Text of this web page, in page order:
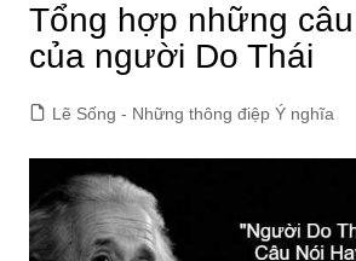
Tổng hợp những
của người Do Thái
Lẽ Sống - Những thông điệp Ý nghĩa